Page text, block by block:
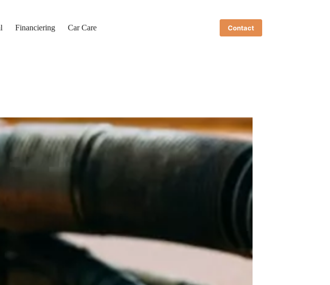
Financiering Car Care Contact